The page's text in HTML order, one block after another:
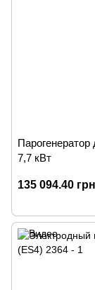
7,7 кВт
135 094.40 грн